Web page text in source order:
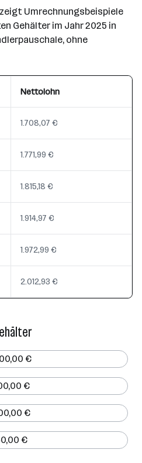
Umrechnungsbeispiele
Gehälter im Jahr 2025 in
ohne
Nettolohn
1.708,07 €
1.771,99 €
1.815,18 €
1.914,97 €
1.972,99 €
2.012,93 €
€
€
€
€